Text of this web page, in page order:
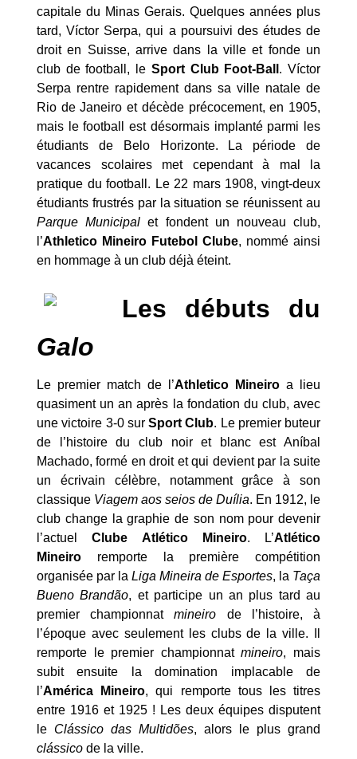
capitale du Minas Gerais. Quelques années plus
tard, Víctor Serpa, qui a poursuivi des études de
droit en Suisse, arrive dans la ville et fonde un
club de football, le Sport Club Foot-Ball . Víctor
Serpa rentre rapidement dans sa ville natale de
Rio de Janeiro et décède précocement, en 1905,
mais le football est désormais implanté parmi les
étudiants de Belo Horizonte. La période de
vacances scolaires met cependant à mal la
pratique du football. Le 22 mars 1908, vingt-deux
étudiants frustrés par la situation se réunissent au
Parque Municipalet fondent un nouveau club,
l’Athletico Mineiro Futebol Clube, nommé ainsi
en hommage à un club déjà éteint.
Les débuts du
Galo
Le premier match de l’Athletico Mineiro a lieu
quasiment un an après la fondation du club, avec
une victoire 3-0 sur Sport Club. Le premier buteur
de l’histoire du club noir et blanc est Aníbal
Machado, formé en droit et qui devient par la suite
un écrivain célèbre, notamment grâce à son
classique Viagem aos seios de Duília. En 1912, le
club change la graphie de son nom pour devenir
l’actuelClube Atlético Mineiro. L’Atlético
Mineiro remporte la première compétition
organisée par la Liga Mineira de Esportes, la Taça
Bueno Brandão, et participe un an plus tard au
premier championnatmineiro de l’histoire, à
l’époque avec seulement les clubs de la ville. Il
remporte le premier championnatmineiro, mais
subit ensuite la domination implacable de
l’América Mineiro, qui remporte tous les titres
entre 1916 et 1925 ! Les deux équipes disputent
le Clássico das Multidões, alors le plus grand
clássico de la ville.